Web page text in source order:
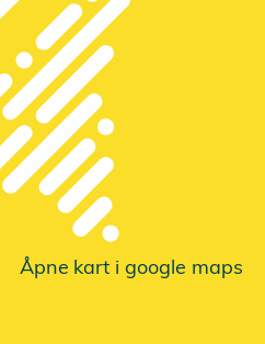
Åpnekart i google maps